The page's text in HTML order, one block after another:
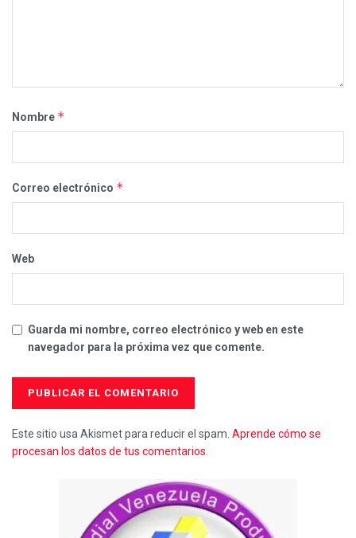
Nombre *
Correo electrónico *
Web
Guarda mi nombre, correo electrónico y web en este
navegador para la próxima vez que comente.
Este sitio usa Akismet para reducir el spam. Aprende cómo se
procesan los datos de tus comentarios.